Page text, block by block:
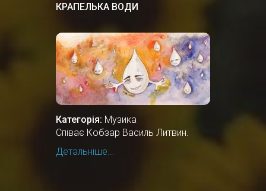
КРАПЕЛЬКА ВОДИ
Категорія: Музика
Співає Кобзар Василь Литвин.
Детальніше...